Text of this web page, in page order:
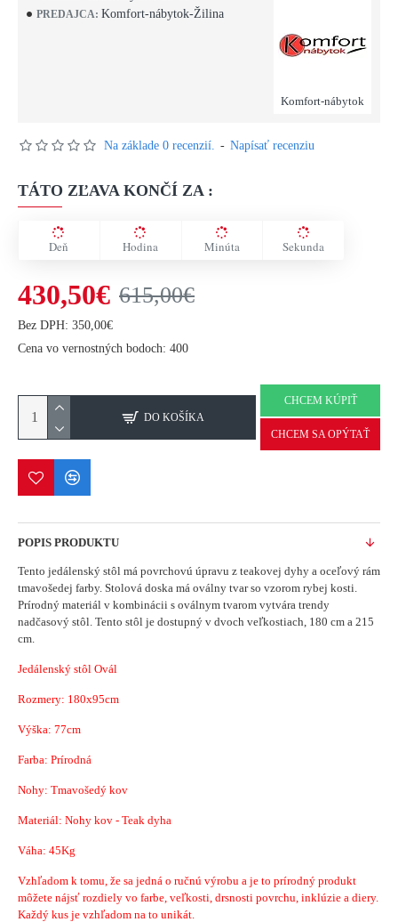
PREDAJCA: Komfort-nábytok-Žilina
Komfort-nábytok
Na základe 0 recenzií. - Napísať recenziu
TÁTO ZĽAVA KONČÍ ZA :
Deň Hodina Minúta Sekunda
430,50€ 615,00€
Bez DPH: 350,00€
Cena vo vernostných bodoch: 400
DO KOŠÍKA
CHCEM KÚPIŤ
CHCEM SA OPÝTAŤ
POPIS PRODUKTU
Tento jedálenský stôl má povrchovú úpravu z teakovej dyhy a oceľový rám
tmavošedej farby. Stolová doska má oválny tvar so vzorom rybej kosti.
Prírodný materiál v kombinácii s oválnym tvarom vytvára trendy
nadčasový stôl. Tento stôl je dostupný v dvoch veľkostiach, 180 cm a 215
cm.
Jedálenský stôl Ovál
Rozmery: 180x95cm
Výška: 77cm
Farba: Prírodná
Nohy: Tmavošedý kov
Materiál: Nohy kov - Teak dyha
Váha: 45Kg
Vzhľadom k tomu, že sa jedná o ručnú výrobu a je to prírodný produkt
môžete nájsť rozdiely vo farbe, veľkosti, drsnosti povrchu, inklúzie a diery.
Každý kus je vzhľadom na to unikát.